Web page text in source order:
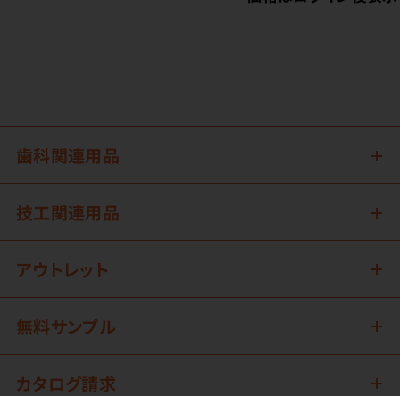
歯科関連用品
技工関連用品
アウトレット
無料サンプル
カタログ請求